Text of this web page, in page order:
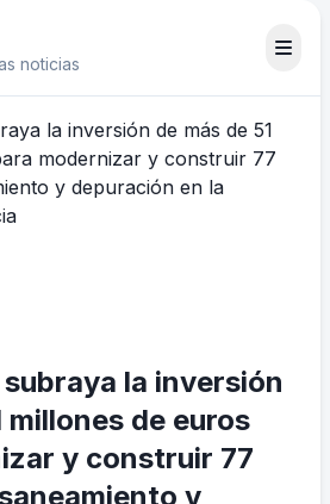
noticias
la inversión
millones de euros
y construir 77
y